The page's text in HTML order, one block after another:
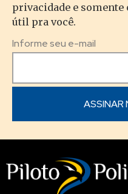
privacidade e
útil pra você.
Informe seu e-mail